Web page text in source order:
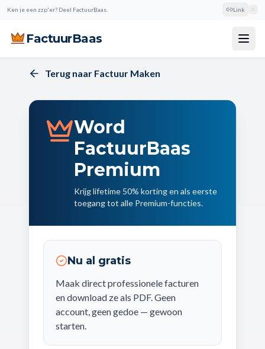
Ken je een zzp'er? Deel FactuurBaas. Link
FactuurBaas
Terug naar Factuur Maken
Word
FactuurBaas
Premium
Krijg lifetime 50% korting en als eerste
toegang tot alle Premium-functies.
Nu al gratis
Maak direct professionele facturen
en download ze als PDF. Geen
account, geen gedoe — gewoon
starten.